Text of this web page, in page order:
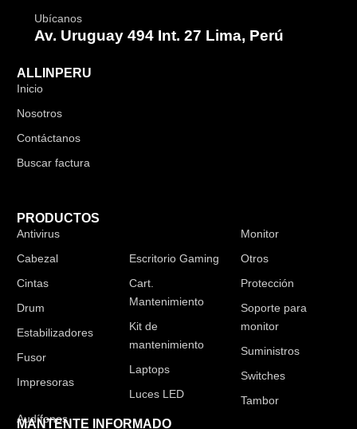
Ubícanos
Av. Uruguay 494 Int. 27 Lima, Perú
ALLINPERU
Inicio
Nosotros
Contáctanos
Buscar factura
PRODUCTOS
Antivirus
Cabezal
Cintas
Drum
Estabilizadores
Fusor
Impresoras
Escritorio Gaming
Cart.
Mantenimiento
Kit de
mantenimiento
Laptops
Luces LED
Monitor
Otros
Protección
Soporte para
monitor
Suministros
Switches
Tambor
MANTENTE INFORMADO